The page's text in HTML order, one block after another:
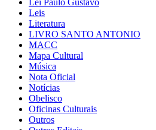
Lei Paulo Gustavo
Leis
Literatura
LIVRO SANTO ANTONIO
MACC
Mapa Cultural
Música
Nota Oficial
Notícias
Obelisco
Oficinas Culturais
Outros